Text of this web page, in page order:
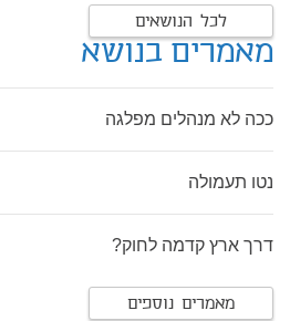
לכל הנושאים
מאמרים בנושא
ככה לא מנהלים מפלגה
נטו תעמולה
דרך ארץ קדמה לחוק?
מאמרים נוספים